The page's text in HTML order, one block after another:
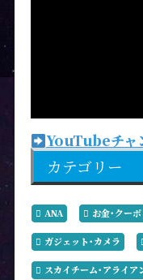
YouTubeチャ
カテゴリー
ANA お金･クー
ガジェット･カメラ
スカイチーム･アライ